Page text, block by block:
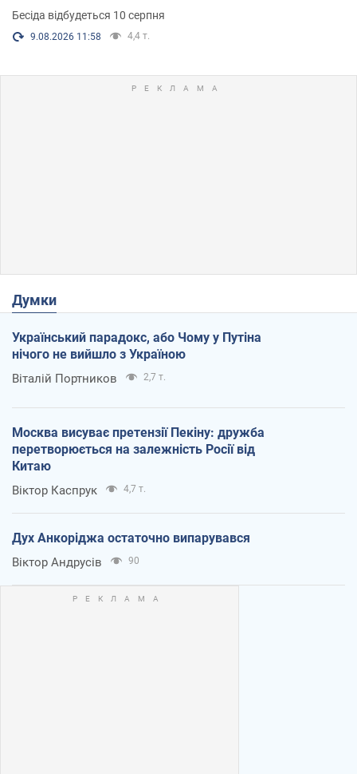
Бесіда відбудеться 10 серпня
9.08.2026 11:58 4,4 т.
Думки
Український парадокс, або Чому у Путіна
нічого не вийшло з Україною
Віталій Портников 2,7 т.
Москва висуває претензії Пекіну: дружба
перетворюється на залежність Росії від
Китаю
Віктор Каспрук 4,7 т.
Дух Анкоріджа остаточно випарувався
Віктор Андрусів 90